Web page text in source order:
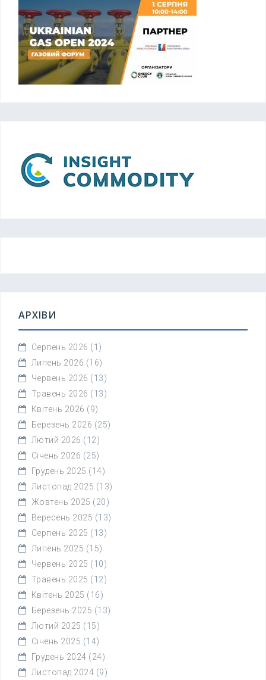
АРХІВИ
Серпень 2026 (1)
Липень 2026 (16)
Червень 2026 (13)
Травень 2026 (13)
Квітень 2026 (9)
Березень 2026 (25)
Лютий 2026 (12)
Січень 2026 (25)
Грудень 2025 (14)
Листопад 2025 (13)
Жовтень 2025 (20)
Вересень 2025 (13)
Серпень 2025 (13)
Липень 2025 (15)
Червень 2025 (10)
Травень 2025 (12)
Квітень 2025 (16)
Березень 2025 (13)
Лютий 2025 (15)
Січень 2025 (14)
Грудень 2024 (24)
Листопад 2024 (9)